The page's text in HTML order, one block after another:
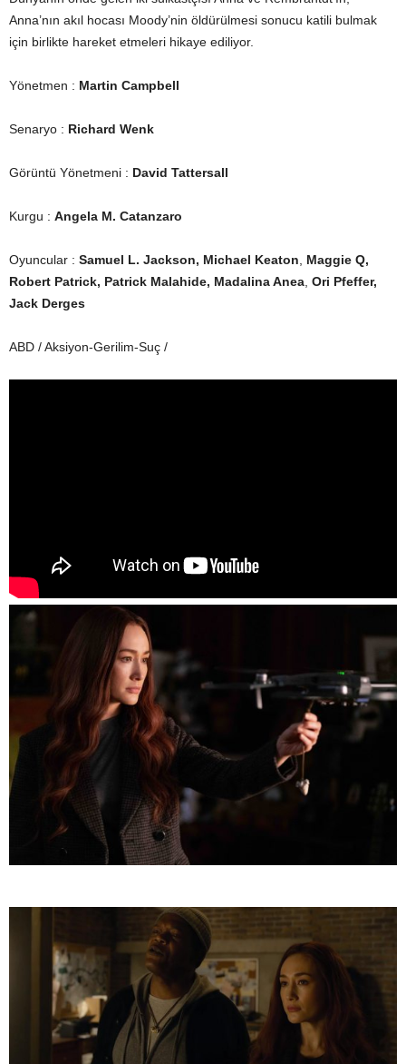
Anna’nın akıl hocası Moody’nin öldürülmesi sonucu katili bulmak
için birlikte hareket etmeleri hikaye ediliyor.
Yönetmen : Martin Campbell
Senaryo : Richard Wenk
Görüntü Yönetmeni : David Tattersall
Kurgu : Angela M. Catanzaro
Oyuncular : Samuel L. Jackson, Michael Keaton
Maggie Q,
Robert Patrick, Patrick Malahide, Madalina Anea Ori Pfeffer,
Jack Derges
ABD / Aksiyon-Gerilim-Suç /